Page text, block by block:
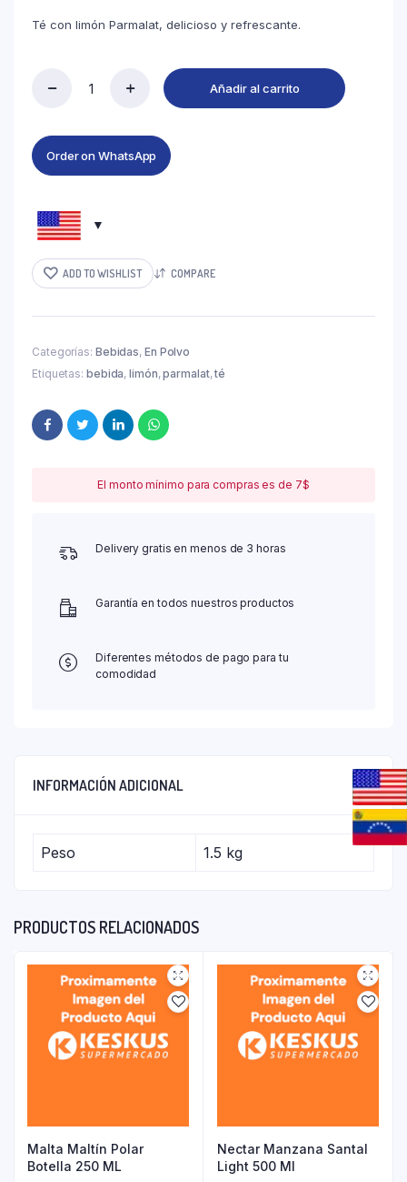
Té con limón Parmalat, delicioso y refrescante.
Añadir al carrito
Order on WhatsApp
ADD TO WISHLIST COMPARE
Categorías: Bebidas, En Polvo
Etiquetas: bebida,limón,parmalat,té
El monto mínimo para compras es de 7$
Delivery gratis en menos de 3 horas
Garantía en todos nuestros productos
Diferentes métodos de pago para tu
comodidad
INFORMACIÓN ADICIONAL
Peso 1.5 kg
PRODUCTOS RELACIONADOS
Malta Maltín Polar
Botella 250 ML
Nectar Manzana Santal
Light 500 Ml